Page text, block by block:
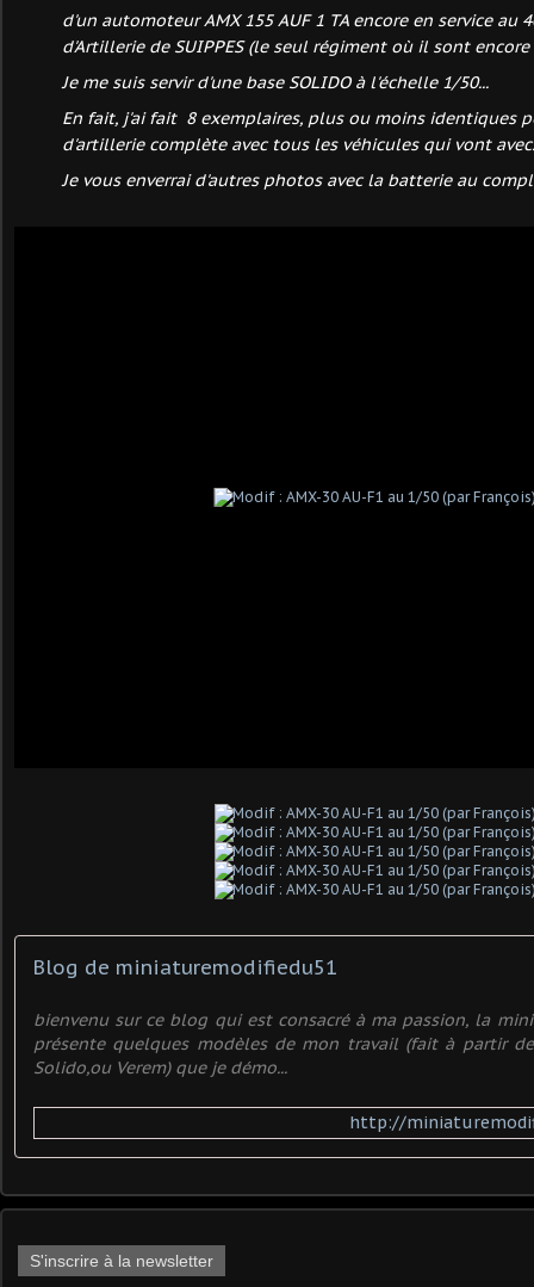
d'un automoteur AMX 155 AUF 1 TA encore en service au
d'Artillerie de SUIPPES (le seul régiment où il sont encore
Je me suis servir d'une base SOLIDO à l'échelle 1/50...
En fait, j'ai fait 8 exemplaires, plus ou moins identiques
d'artillerie complète avec tous les véhicules qui vont avec.
Je vous enverrai d'autres photos avec la batterie au
Blog de miniaturemodifiedu51
bienvenu sur ce blog qui est consacré à ma passion, la
présente quelques modèles de mon travail (fait à partir
Solido,ou Verem) que je démo...
http://
S'inscrire à la newsletter